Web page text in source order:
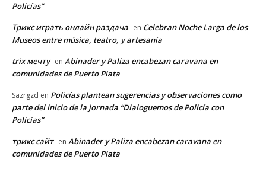
Policías”
Трикс играть онлайн раздача en Celebran Noche Larga de los
Museos entre música, teatro, y artesanía
trix мечту en Abinader y Paliza encabezan caravana en
comunidades de Puerto Plata
Sazrgzd en Policías plantean sugerencias y observaciones como
parte del inicio de la jornada “Dialoguemos de Policía con
Policías”
трикс сайт en Abinader y Paliza encabezan caravana en
comunidades de Puerto Plata